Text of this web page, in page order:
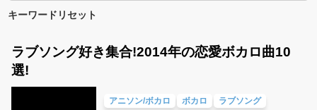
キーワードリセット
ラブソング好き集合!2014年の恋愛ボカロ曲10
選!
アニソン/ボカロ ボカロ ラブソング